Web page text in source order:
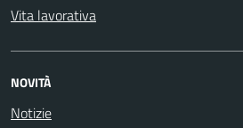
Vita lavorativa
NOVITÀ
Notizie